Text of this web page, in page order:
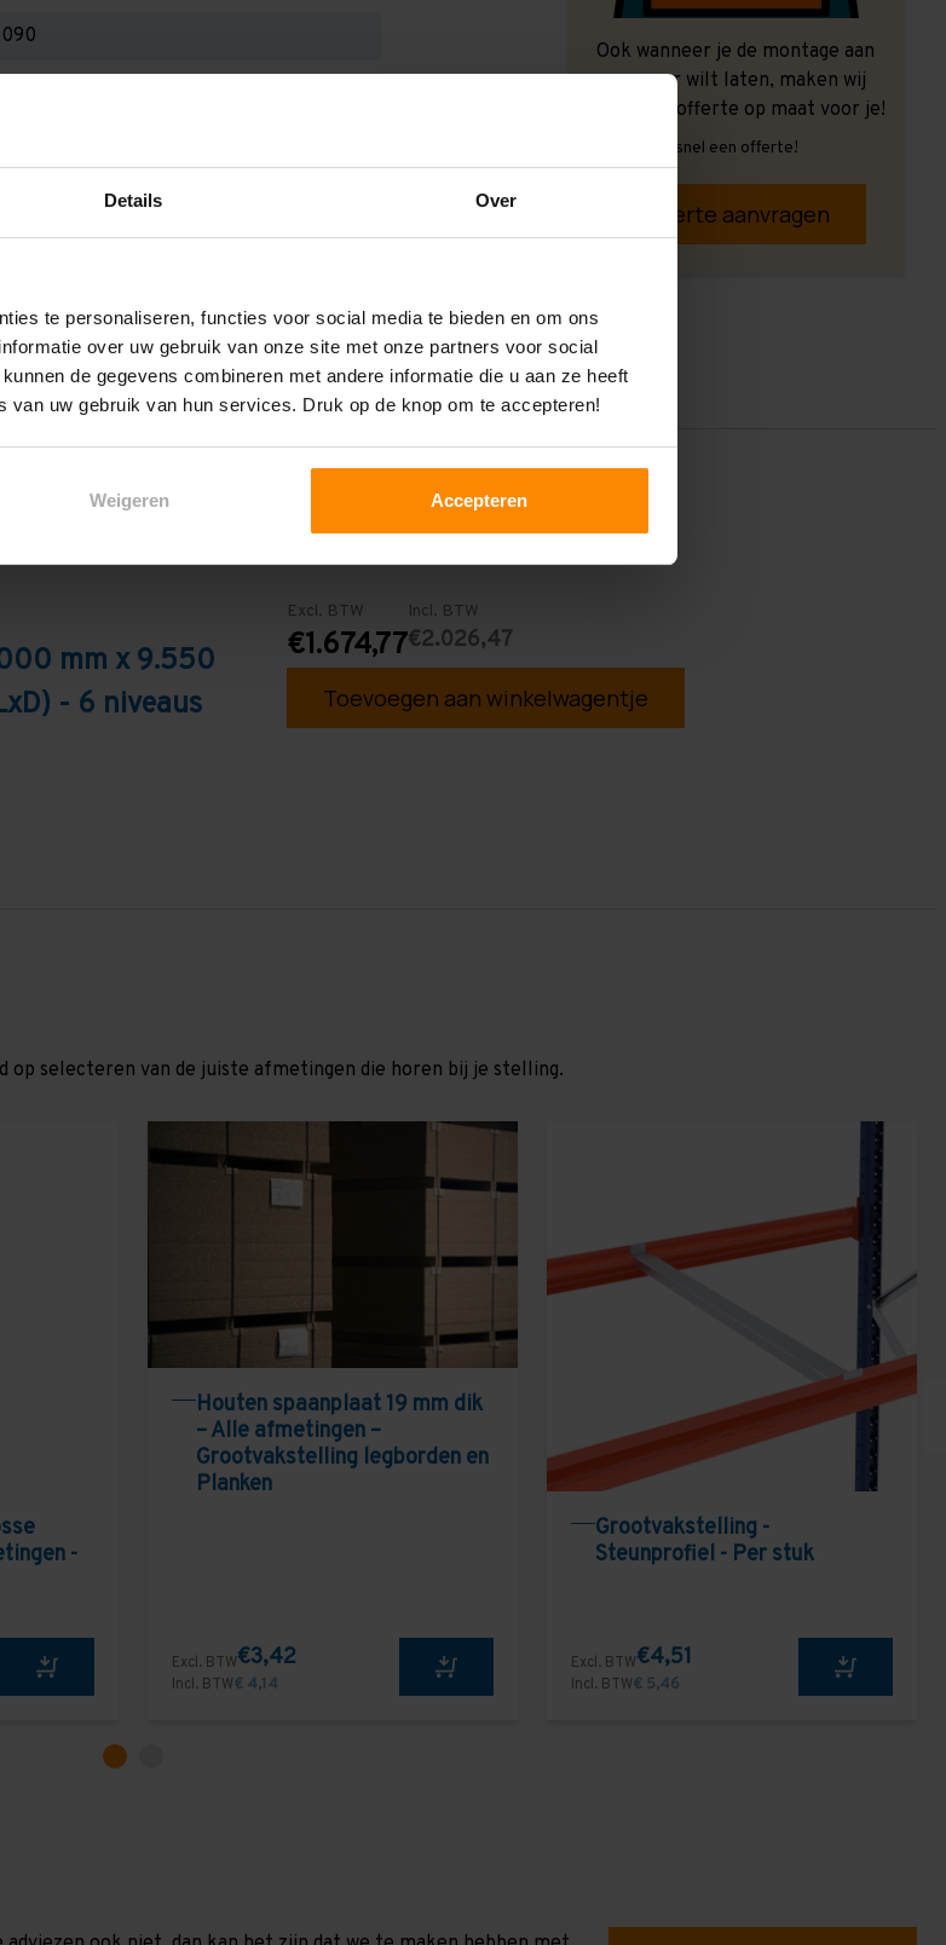
Details Over
te personaliseren, functies voor social media te bieden en om ons
over uw gebruik van onze site met onze partners voor social
de gegevens combineren met andere informatie die u aan ze heeft
uw gebruik van hun services. Druk op de knop om te accepteren!
Weigeren Accepteren
Ook wanneer je de montage aan
ons over wilt laten, maken wij
graag een offerte op maat voor je!
Vrijblijvend, snel een offerte!
Offerte aanvragen
mm x 9.550
- 6 niveaus
Excl. BTW
€1.674,77
Incl. BTW
€2.026,47
Toevoegen aan winkelwagentje
op selecteren van de juiste afmetingen die horen bij je stelling.
-
Houten spaanplaat 19 mm dik
– Alle afmetingen –
Grootvakstelling legborden en
Planken
Excl. BTW€3,42
Incl. BTW€ 4,14
Grootvakstelling -
Steunprofiel - Per stuk
Excl. BTW€4,51
Incl. BTW€ 5,46